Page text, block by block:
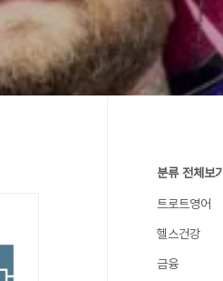
분류 전체보기
트로트영어
헬스건강
금융